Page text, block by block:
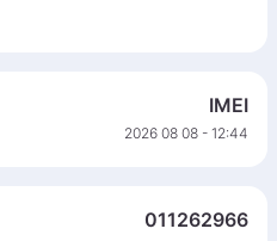
IMEI
2026 08 08 - 12:44
011262966